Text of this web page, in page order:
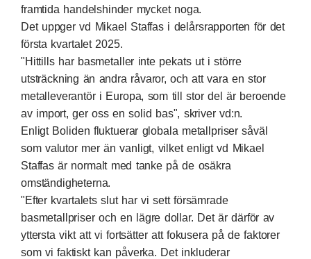
framtida handelshinder mycket noga.
Det uppger vd Mikael Staffas i delårsrapporten för det
första kvartalet 2025.
"Hittills har basmetaller inte pekats ut i större
utsträckning än andra råvaror, och att vara en stor
metalleverantör i Europa, som till stor del är beroende
av import, ger oss en solid bas", skriver vd:n.
Enligt Boliden fluktuerar globala metallpriser såväl
som valutor mer än vanligt, vilket enligt vd Mikael
Staffas är normalt med tanke på de osäkra
omständigheterna.
"Efter kvartalets slut har vi sett försämrade
basmetallpriser och en lägre dollar. Det är därför av
yttersta vikt att vi fortsätter att fokusera på de faktorer
som vi faktiskt kan påverka. Det inkluderar